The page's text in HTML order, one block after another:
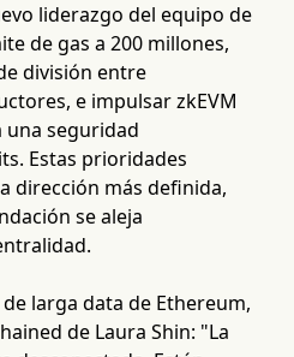
liderazgo del equipo de
de gas a 200 millones,
división entre
e impulsar zkEVM
una seguridad
Estas prioridades
dirección más definida,
se aleja
larga data de Ethereum,
de Laura Shin: "La